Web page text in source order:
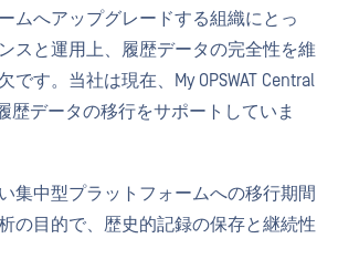
ムへアップグレードする組織にとっ
スと運用上、履歴データの完全性を維
す。当社は現在、My OPSWAT Central
歴データの移行をサポートしていま
集中型プラットフォームへの移行期間
の目的で、歴史的記録の保存と継続性